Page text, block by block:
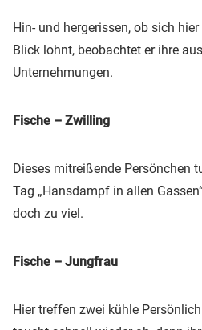
Hin- und hergerissen, ob sich
Blick lohnt, beobachtet er ihre
Unternehmungen.
Fische – Zwilling
Dieses mitreißende Persönchen
Tag „Hansdampf in allen
doch zu viel.
Fische – Jungfrau
Hier treffen zwei kühle